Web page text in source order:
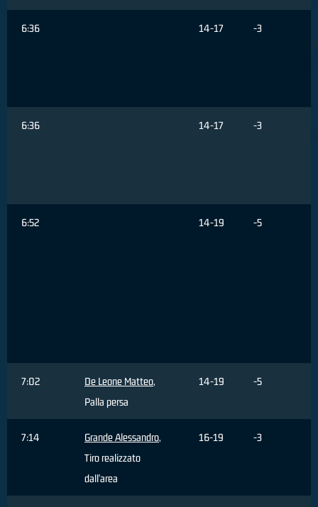
6:36 14-17 -3
6:36 14-17 -3
6:52 14-19 -5
7:02 De Leone Matteo,
Palla persa
14-19 -5
7:14 Grande Alessandro,
Tiro realizzato
dall'area
16-19 -3